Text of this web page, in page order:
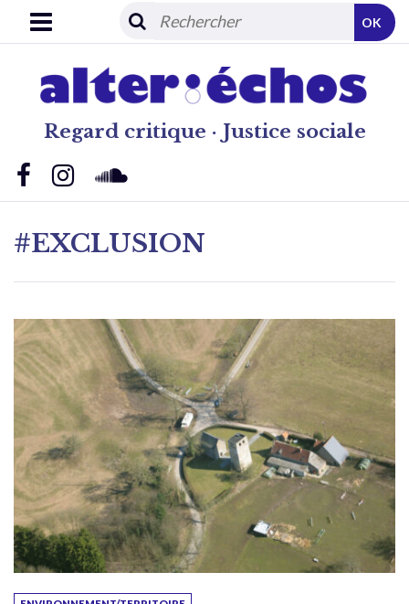
Regard critique · Justice sociale
OK
#EXCLUSION